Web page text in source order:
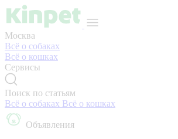
Москва
Всё о собаках
Всё о кошках
Сервисы
Поиск по статьям
Всё о собаках Всё о кошках
Объявления